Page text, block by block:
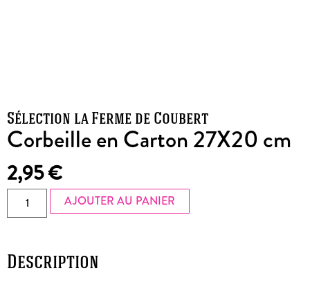
Sélection la Ferme de Coubert
Corbeille en Carton 27X20 cm
2,95€
AJOUTER AU PANIER
Description